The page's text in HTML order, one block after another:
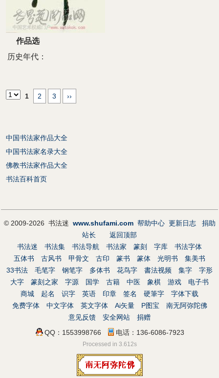
作品选
历史年代：
1 2 3 ››
中国书法家作品大全
中国书法家名录大全
佛教书法家作品大全
书法百科首页
© 2009-2026 书法迷 www.shufami.com 帮助中心 更新日志
捐助
站长
返回顶部
书法迷
书法集 书法导航 书法家 篆刻 字库
书法字体
五体书
古风书 甲骨文 古印 篆书 篆体 光明书
集美书
33书法
毛笔字 钢笔字 多体书 花鸟字 書法视频 集字
字形
大字
篆刻之家 字源 国学 古籍 中医 象棋 游戏
电子书
商城
起名 识字 英语 印章 签名 硬筆字
字体下载
免费字体
中文字体 英文字体 Ai矢量 P图宝
南无阿弥陀佛
意见反馈
安全网站
捐赠
QQ：1553998766
电话：136-6086-7923
Processed in 3.612s